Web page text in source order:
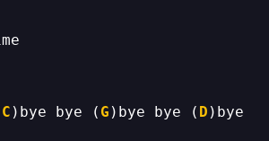
C )bye bye ( G )bye bye ( D